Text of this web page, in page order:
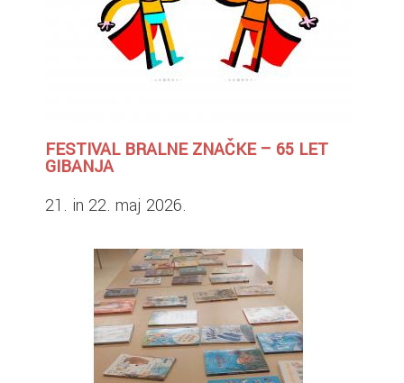
FESTIVAL BRALNE ZNAČKE – 65 LET
GIBANJA
21. in 22. maj 2026.